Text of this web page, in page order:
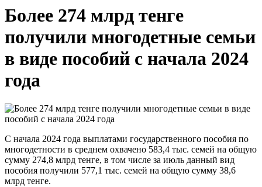
Более 274 млрд тенге
получили многодетные семьи
в виде пособий с начала 2024
года
С начала 2024 года выплатами государственного пособия по
многодетности в среднем охвачено 583,4 тыс. семей на общую
сумму 274,8 млрд тенге, в том числе за июль данный вид
пособия получили 577,1 тыс. семей на общую сумму 38,6
млрд тенге.